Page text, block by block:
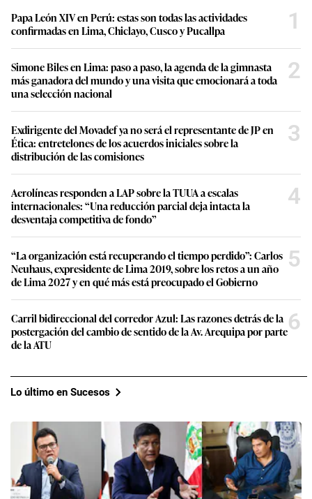
Papa León XIV en Perú: estas son todas las actividades
confirmadas en Lima, Chiclayo, Cusco y Pucallpa
1
Simone Biles en Lima: paso a paso, la agenda de la gimnasta
más ganadora del mundo y una visita que emocionará a toda
una selección nacional
2
Exdirigente del Movadef ya no será el representante de JP en
Ética: entretelones de los acuerdos iniciales sobre la
distribución de las comisiones
3
Aerolíneas responden a LAP sobre la TUUA a escalas
internacionales: “Una reducción parcial deja intacta la
desventaja competitiva de fondo”
4
“La organización está recuperando el tiempo perdido”: Carlos
Neuhaus, expresidente de Lima 2019, sobre los retos a un año
de Lima 2027 y en qué más está preocupado el Gobierno
5
Carril bidireccional del corredor Azul: Las razones detrás de la
postergación del cambio de sentido de la Av. Arequipa por parte
de la ATU
6
Lo último en Sucesos